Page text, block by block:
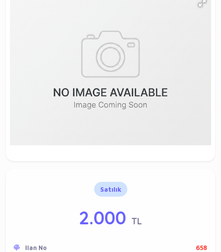
Satılık
2.000 TL
İlan No
658